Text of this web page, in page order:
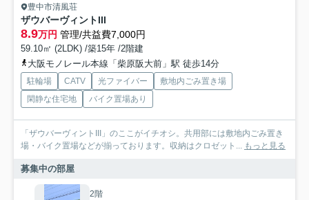
豊中市清風荘
ザウバーヴィントIII
8.9万円 管理/共益費7,000円
59.10㎡ (2LDK) /築15年 /2階建
大阪モノレール本線「柴原阪大前」駅 徒歩14分
駐輪場 CATV 光ファイバー
敷地内ごみ置き場
閑静な住宅地
バイク置場あり
「ザウバーヴィントIII」のここがイチオシ。共用部には敷地内ごみ置き
場・バイク置場などが揃っております。収納はクロゼット... もっと見る
募集中の部屋
2階